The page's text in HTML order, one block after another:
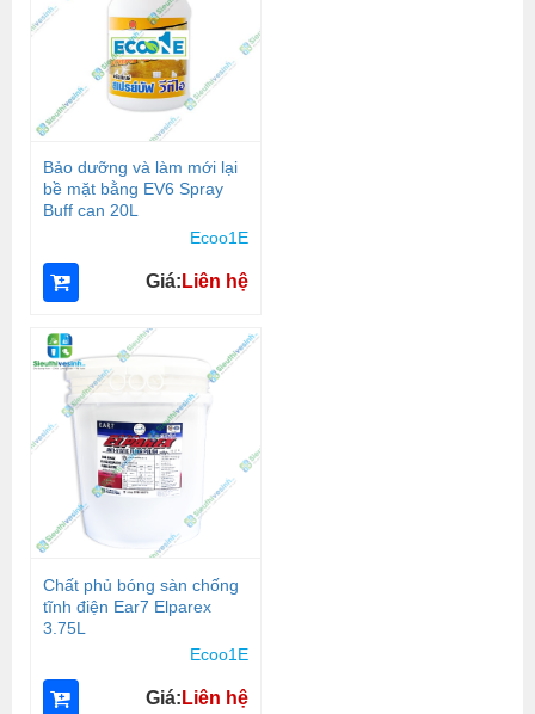
Bảo dưỡng và làm mới lại
bề mặt bằng EV6 Spray
Buff can 20L
Ecoo1E
Giá: Liên hệ
Chất phủ bóng sàn chống
tĩnh điện Ear7 Elparex
3.75L
Ecoo1E
Giá: Liên hệ